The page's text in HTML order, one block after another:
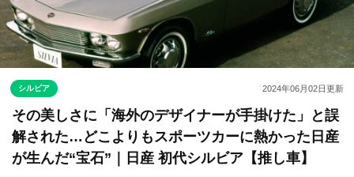
シルビア 2024年06月02日更新
その美しさに「海外のデザイナーが手掛けた」と誤
解された…どこよりもスポーツカーに熱かった日産
が生んだ“宝石”｜日産 初代シルビア【推し車】